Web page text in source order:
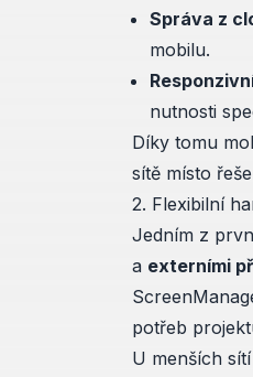
Správa z
mobilu.
nutnosti
Díky tomu
sítě místo
2. Flexibilní
Jedním z
a externími
potřeb
U menších